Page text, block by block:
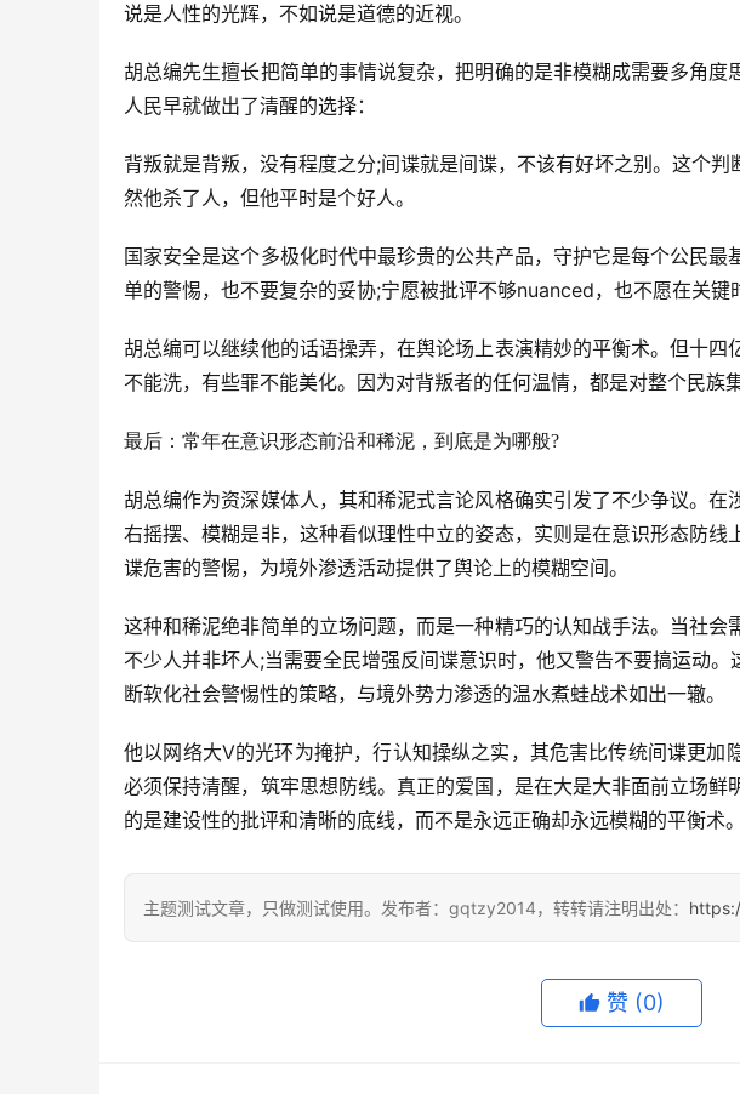
说是人性的光辉，不如说是道德的近视。
胡总编先生擅长把简单的事情说复杂，把明确的是非模糊成需要多角
人民早就做出了清醒的选择：
背叛就是背叛，没有程度之分;间谍就是间谍，不该有好坏之别。这个
然他杀了人，但他平时是个好人。
国家安全是这个多极化时代中最珍贵的公共产品，守护它是每个公民
单的警惕，也不要复杂的妥协;宁愿被批评不够nuanced，也不愿在关键
胡总编可以继续他的话语操弄，在舆论场上表演精妙的平衡术。但十
不能洗，有些罪不能美化。因为对背叛者的任何温情，都是对整个民族
最后：常年在意识形态前沿和稀泥，到底是为哪般?
胡总编作为资深媒体人，其和稀泥式言论风格确实引发了不少争议。
右摇摆、模糊是非，这种看似理性中立的姿态，实则是在意识形态防
谍危害的警惕，为境外渗透活动提供了舆论上的模糊空间。
这种和稀泥绝非简单的立场问题，而是一种精巧的认知战手法。当社
不少人并非坏人;当需要全民增强反间谍意识时，他又警告不要搞运动
断软化社会警惕性的策略，与境外势力渗透的温水煮蛙战术如出一辙。
他以网络大V的光环为掩护，行认知操纵之实，其危害比传统间谍更加
必须保持清醒，筑牢思想防线。真正的爱国，是在大是大非面前立场
的是建设性的批评和清晰的底线，而不是永远正确却永远模糊的平衡术。
主题测试文章，只做测试使用。发布者：gqtzy2014，转转请注明出处：
赞 (0)